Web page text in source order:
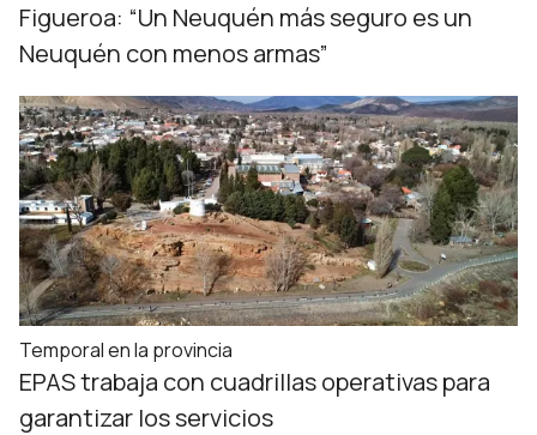
Figueroa: “Un Neuquén más seguro es un
Neuquén con menos armas”
Temporal en la provincia
EPAS trabaja con cuadrillas operativas para
garantizar los servicios